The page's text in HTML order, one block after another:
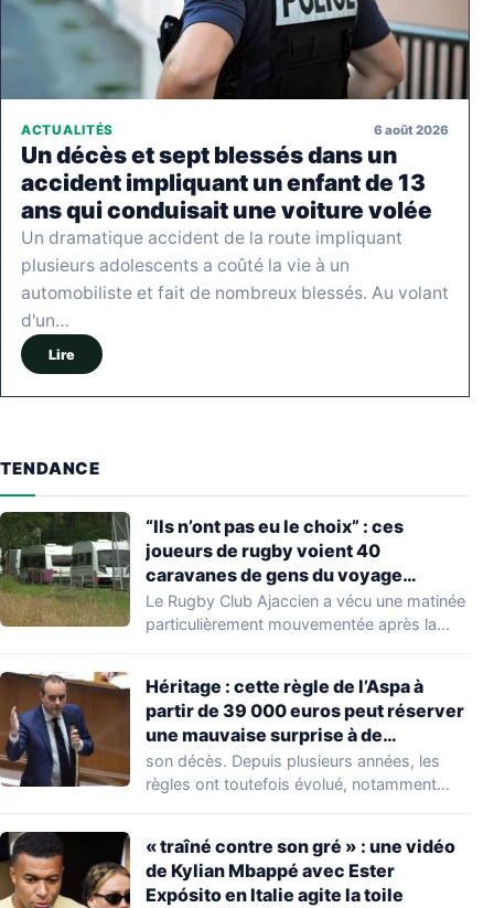
ACTUALITÉS 6 août 2026
Un décès et sept blessés dans un
accident impliquant un enfant de 13
ans qui conduisait une voiture volée
Un dramatique accident de la route impliquant
plusieurs adolescents a coûté la vie à un
automobiliste et fait de nombreux blessés. Au volant
d'un…
Lire
TENDANCE
“Ils n’ont pas eu le choix” : ces
joueurs de rugby voient 40
caravanes de gens du voyage
s’installer dans leur stade, ils les
délogent en moins d’1 heure
Le Rugby Club Ajaccien a vécu une matinée
particulièrement mouvementée après la
Héritage : cette règle de l’Aspa à
partir de 39 000 euros peut réserver
une mauvaise surprise à de
nombreuses familles
son décès. Depuis plusieurs années, les
règles ont toutefois évolué, notamment
« traîné contre son gré » : une vidéo
de Kylian Mbappé avec Ester
Expósito en Italie agite la toile